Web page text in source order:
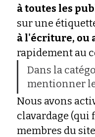
à toutes les
sur une
à l'écriture, ou
rapidement au
Dans la
mentionner
Nous avons
clavardage (qui
membres du